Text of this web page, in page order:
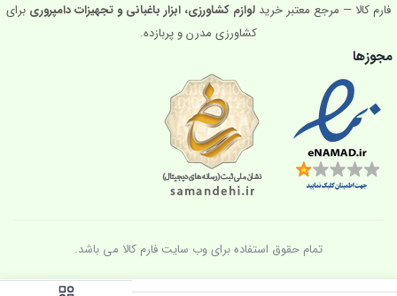
فارم کالا — مرجع معتبر خرید لوازم کشاورزی، ابزار باغبانی و تجهیزات دامپروری برای
کشاورزی مدرن و پربازده.
مجوزها
تمام حقوق استفاده برای وب سایت فارم کالا می باشد.